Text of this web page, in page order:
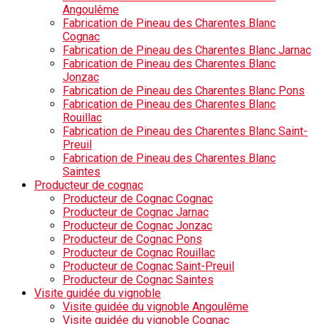
Angoulême
Fabrication de Pineau des Charentes Blanc
Cognac
Fabrication de Pineau des Charentes Blanc Jarnac
Fabrication de Pineau des Charentes Blanc
Jonzac
Fabrication de Pineau des Charentes Blanc Pons
Fabrication de Pineau des Charentes Blanc
Rouillac
Fabrication de Pineau des Charentes Blanc Saint-
Preuil
Fabrication de Pineau des Charentes Blanc
Saintes
Producteur de cognac
Producteur de Cognac Cognac
Producteur de Cognac Jarnac
Producteur de Cognac Jonzac
Producteur de Cognac Pons
Producteur de Cognac Rouillac
Producteur de Cognac Saint-Preuil
Producteur de Cognac Saintes
Visite guidée du vignoble
Visite guidée du vignoble Angoulême
Visite guidée du vignoble Cognac